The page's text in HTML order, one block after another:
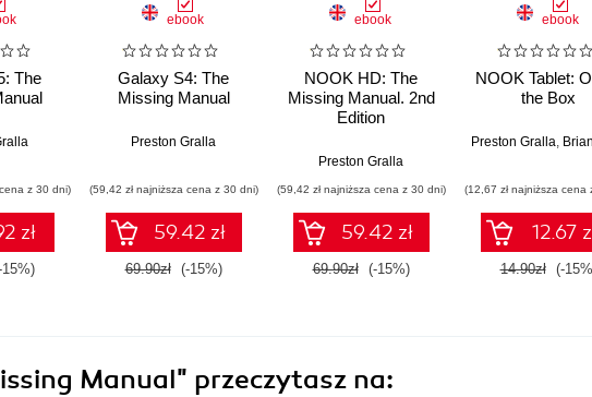
The
z 30 dni)
zł
15%)
ebook
Galaxy S4: The
Missing Manual
Preston Gralla
(59,42 zł najniższa cena z 30 dni)
59.42 zł
69.90zł (-15%)
ebook
NOOK HD: The
Missing Manual. 2nd
Edition
Preston Gralla
(59,42 zł najniższa cena z 30 dni)
59.42 zł
69.90zł (-15%)
ebook
NOOK Tablet:
the Box
Preston Gralla Brian
(12,67 zł najniższa cena
12.67
14.90zł (-
Manual" przeczytasz na: